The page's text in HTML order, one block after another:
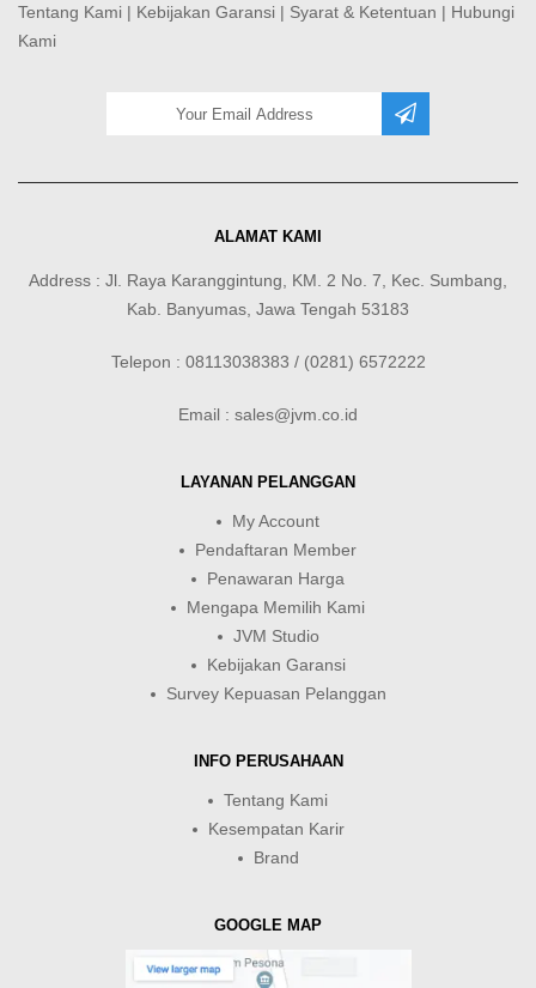
Tentang Kami | Kebijakan Garansi | Syarat & Ketentuan | Hubungi
Kami
ALAMAT KAMI
Address : Jl. Raya Karanggintung, KM. 2 No. 7, Kec. Sumbang,
Kab. Banyumas, Jawa Tengah 53183
Telepon : 08113038383 / (0281) 6572222
Email : sales@jvm.co.id
LAYANAN PELANGGAN
My Account
Pendaftaran Member
Penawaran Harga
Mengapa Memilih Kami
JVM Studio
Kebijakan Garansi
Survey Kepuasan Pelanggan
INFO PERUSAHAAN
Tentang Kami
Kesempatan Karir
Brand
GOOGLE MAP